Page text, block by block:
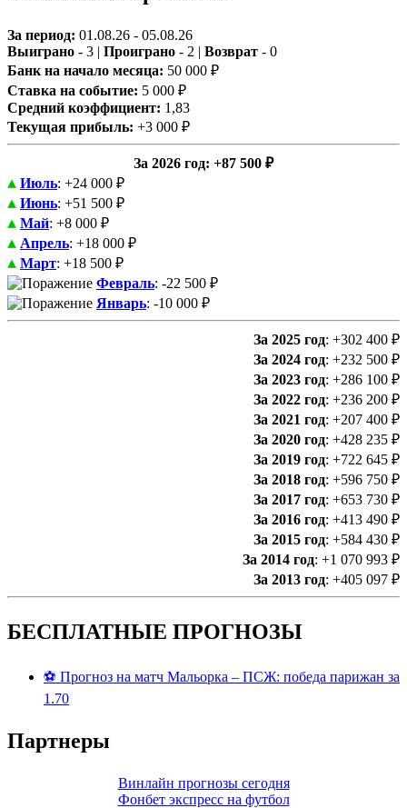
За период: 01.08.26 - 05.08.26
Выиграно - 3 | Проиграно - 2 | Возврат - 0
Банк на начало месяца: 50 000 ₽
Ставка на событие: 5 000 ₽
Средний коэффициент: 1,83
Текущая прибыль: +3 000 ₽
За 2026 год: +87 500 ₽
Июль: +24 000 ₽
Июнь: +51 500 ₽
Май: +8 000 ₽
Апрель: +18 000 ₽
Март: +18 500 ₽
Февраль: -22 500 ₽
Январь: -10 000 ₽
За 2025 год: +302 400 ₽
За 2024 год: +232 500 ₽
За 2023 год: +286 100 ₽
За 2022 год: +236 200 ₽
За 2021 год: +207 400 ₽
За 2020 год: +428 235 ₽
За 2019 год: +722 645 ₽
За 2018 год: +596 750 ₽
За 2017 год: +653 730 ₽
За 2016 год: +413 490 ₽
За 2015 год: +584 430 ₽
За 2014 год: +1 070 993 ₽
За 2013 год: +405 097 ₽
БЕСПЛАТНЫЕ ПРОГНОЗЫ
⚽ Прогноз на матч Мальорка – ПСЖ: победа парижан за
1.70
Партнеры
Винлайн прогнозы сегодня
Фонбет экспресс на футбол